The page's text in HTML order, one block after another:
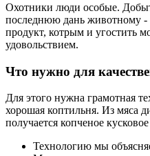
Охотники люди особые.
последнюю дань животному -
продукт, котрым и угостить
удовольствием.
Что нужно для
Для этого нужна грамотная
хорошая коптильня. Из мяса
получается копченое
Технологию мы